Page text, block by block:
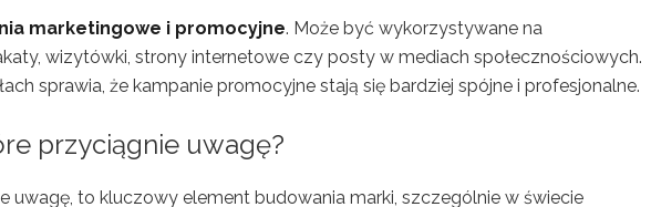
marketingowe i promocyjne. Może być wykorzystywane na
wizytówki, strony internetowe czy posty w mediach społecznościowych.
sprawia, że kampanie promocyjne stają się bardziej spójne i profesjonalne.
przyciągnie uwagę?
uwagę, to kluczowy element budowania marki, szczególnie w świecie